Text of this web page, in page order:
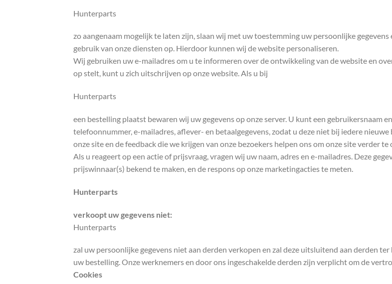
Hunterparts
zo aangenaam mogelijk te laten zijn, slaan wij met uw toestemming uw persoonlijke
gebruik van onze diensten op. Hierdoor kunnen wij de website personaliseren.
Wij gebruiken uw e-mailadres om u te informeren over de ontwikkeling van de website en
op stelt, kunt u zich uitschrijven op onze website. Als u bij
Hunterparts
een bestelling plaatst bewaren wij uw gegevens op onze server. U kunt een gebruikersnaam
telefoonnummer, e-mailadres, aflever- en betaalgegevens, zodat u deze niet bij iedere
onze site en de feedback die we krijgen van onze bezoekers helpen ons om onze site verder
Als u reageert op een actie of prijsvraag, vragen wij uw naam, adres en e-mailadres. Deze
prijswinnaar(s) bekend te maken, en de respons op onze marketingacties te meten.
Hunterparts
verkoopt uw gegevens niet:
Hunterparts
zal uw persoonlijke gegevens niet aan derden verkopen en zal deze uitsluitend aan derden
uw bestelling. Onze werknemers en door ons ingeschakelde derden zijn verplicht om de
Cookies